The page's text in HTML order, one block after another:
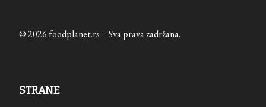
© 2026 foodplanet.rs – Sva prava zadržana.
STRANE